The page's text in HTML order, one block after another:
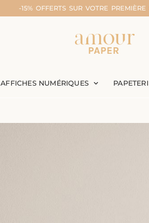
-15% OFFERTS SUR VOTRE
AFFICHES NUMÉRIQUES